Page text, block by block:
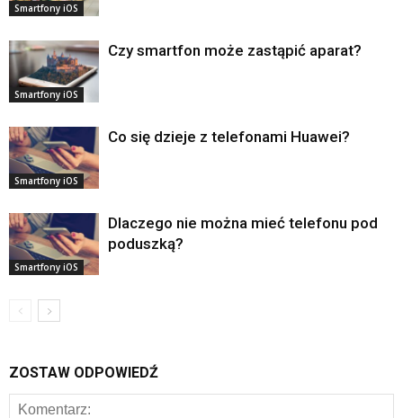
Smartfony iOS
Smartfony iOS
Czy smartfon może zastąpić aparat?
Smartfony iOS
Co się dzieje z telefonami Huawei?
Smartfony iOS
Dlaczego nie można mieć telefonu pod
poduszką?
ZOSTAW ODPOWIEDŹ